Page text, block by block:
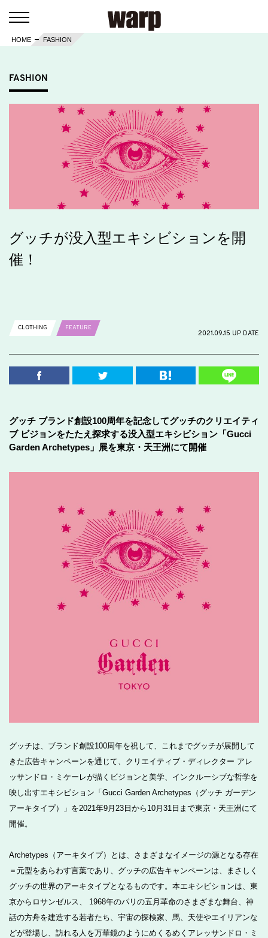
HOME FASHION
FASHION
グッチが没入型エキシビションを開
催！
CLOTHING
FEATURE
2021.09.15 UP DATE
グッチ ブランド創設100周年を記念してグッチのクリエイティ
ブ ビジョンをたたえ探求する没入型エキシビション「Gucci
Garden Archetypes」展を東京・天王洲にて開催
グッチは、ブランド創設100周年を祝して、これまでグッチが展開して
きた広告キャンペーンを通じて、クリエイティブ・ディレクター アレ
ッサンドロ・ミケーレが描くビジョンと美学、インクルーシブな哲学を
映し出すエキシビション「Gucci Garden Archetypes（グッチ ガーデン
アーキタイプ）」を2021年9月23日から10月31日まで東京・天王洲にて
開催。
Archetypes（アーキタイプ）とは、さまざまなイメージの源となる存在
＝元型をあらわす言葉であり、グッチの広告キャンペーンは、まさしく
グッチの世界のアーキタイプとなるものです。本エキシビションは、東
京からロサンゼルス、 1968年のパリの五月革命のさまざまな舞台、神
話の方舟を建造する若者たち、宇宙の探検家、馬、天使やエイリアンな
どが登場し、訪れる人を万華鏡のようにめくるめくアレッサンドロ・ミ